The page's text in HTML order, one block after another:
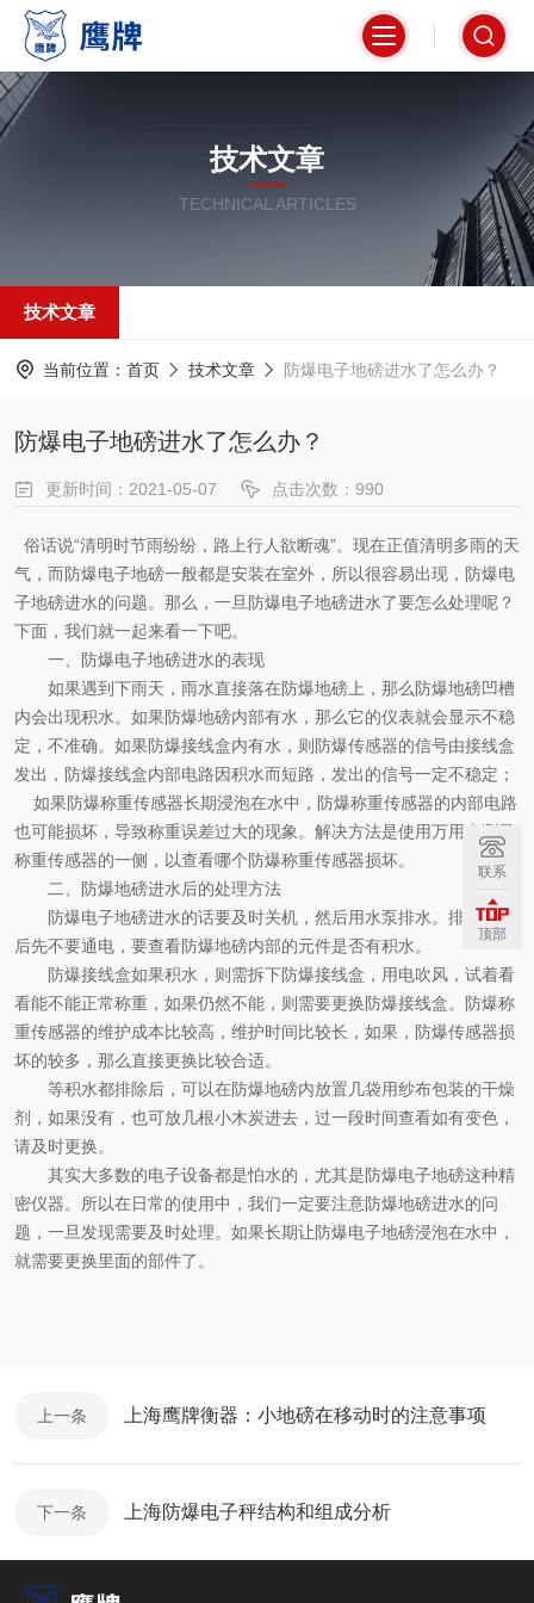
技术文章
TECHNICAL ARTICLES
技术文章
当前位置： 首页 技术文章 防爆电子地磅进水了怎么办？
防爆电子地磅进水了怎么办？
更新时间：2021-05-07 点击次数：990
俗话说“清明时节雨纷纷，路上行人欲断魂”。现在正值清明多雨的天
气，而防爆电子地磅一般都是安装在室外，所以很容易出现，防爆电
子地磅进水的问题。那么，一旦防爆电子地磅进水了要怎么处理呢？
下面，我们就一起来看一下吧。
一、防爆电子地磅进水的表现
如果遇到下雨天，雨水直接落在防爆地磅上，那么防爆地磅凹槽
内会出现积水。 如果防爆地磅内部有水， 那么它的仪表就会显示不稳
定，不准确。如果防爆接线盒内有水，则 防爆传感器的信号由接线盒
发出， 防爆接线盒内部电路因积水而短路，发出的信号一定不稳定；
如果防爆称重传感器长期浸泡在水中， 防爆称重传感器的内部电路
也可能损坏，导致称重误差过大的现象。解决方法是使用万用表测量
称重传感器的一侧，以查看哪个防爆称重传感器损坏。
二、
防爆地磅进水后的处理方法
防爆电子地磅进水的话要及时关机，然后用水泵排水。排水结束
后先不要通电，要查看防爆地磅内部的元件是否有积水。
防爆接线盒如果积水，则需拆下防爆接线盒， 用电吹风，试着看
看能不能正常称重，如果仍然不能，则需要更换防爆接线盒。 防爆称
重传感器的维护成本比较高，维护时间比较长， 如果，防爆传感器损
坏的较多，那么直接更换比较合适。
等积水都排除后，可以在防爆地磅内放置几袋用纱布包装的干燥
剂，如果没有，也可放几根小木炭进去，过一段时间查看如有变色，
请及时更换。
其实大多数的电子设备都是怕水的，尤其是防爆电子地磅这种精
密仪器。所以在日常的使用中，我们一定要注意防爆地磅进水的问
题，一旦发现需要及时处理。如果长期让防爆电子地磅浸泡在水中，
就需要更换里面的部件了。
上一条 上海鹰牌衡器：小地磅在移动时的注意事项
下一条 上海防爆电子秤结构和组成分析
联系
顶部